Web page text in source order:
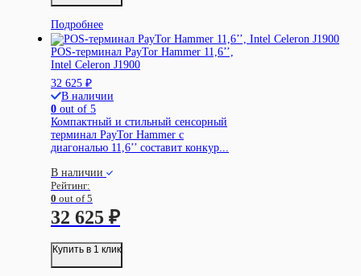
Подробнее
POS-терминал PayTor Hammer 11,6’’,
Intel Celeron J1900
32 625 ₽
В наличии
0 out of 5
Компактный и стильный сенсорный
терминал PayTor Hammer с
диагональю 11,6’’ составит конкур...
В наличии
Рейтинг:
0 out of 5
32 625 ₽
Купить в 1 клик